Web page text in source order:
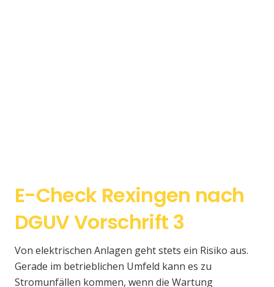
E-Check Rexingen nach
DGUV Vorschrift 3
Von elektrischen Anlagen geht stets ein Risiko aus.
Gerade im betrieblichen Umfeld kann es zu
Stromunfällen kommen, wenn die Wartung